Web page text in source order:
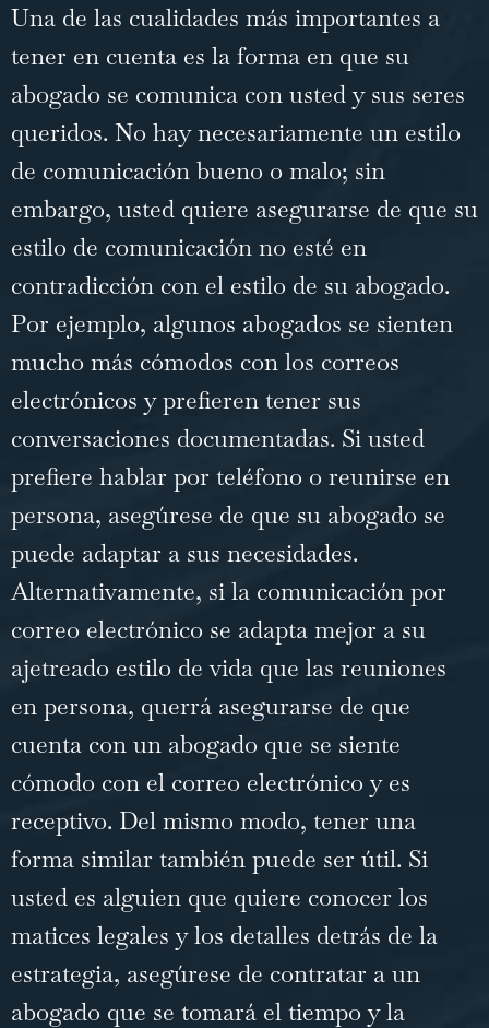
Una de las cualidades más importantes a
tener en cuenta es la forma en que su
abogado se comunica con usted y sus seres
queridos. No hay necesariamente un estilo
de comunicación bueno o malo; sin
embargo, usted quiere asegurarse de que su
estilo de comunicación no esté en
contradicción con el estilo de su abogado.
Por ejemplo, algunos abogados se sienten
mucho más cómodos con los correos
electrónicos y prefieren tener sus
conversaciones documentadas. Si usted
prefiere hablar por teléfono o reunirse en
persona, asegúrese de que su abogado se
puede adaptar a sus necesidades.
Alternativamente, si la comunicación por
correo electrónico se adapta mejor a su
ajetreado estilo de vida que las reuniones
en persona, querrá asegurarse de que
cuenta con un abogado que se siente
cómodo con el correo electrónico y es
receptivo. Del mismo modo, tener una
forma similar también puede ser útil. Si
usted es alguien que quiere conocer los
matices legales y los detalles detrás de la
estrategia, asegúrese de contratar a un
abogado que se tomará el tiempo y la